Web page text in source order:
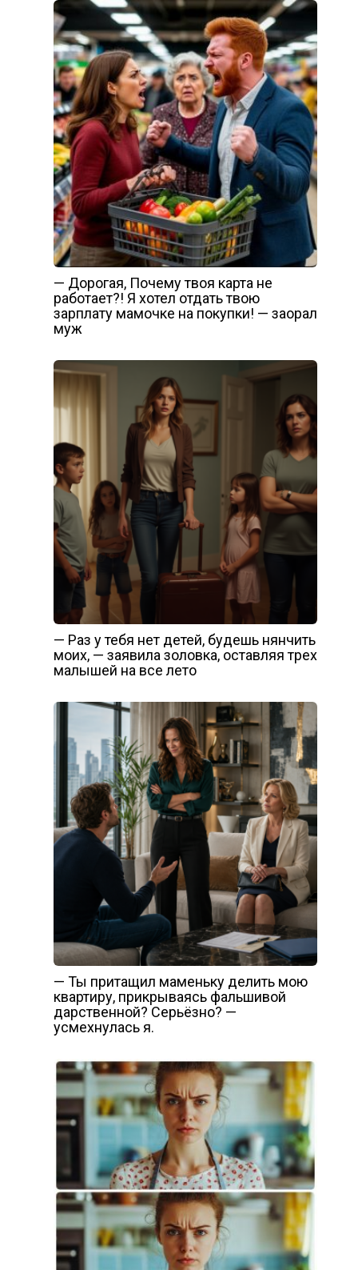
— Дорогая, Почему твоя карта не
работает?! Я хотел отдать твою
зарплату мамочке на покупки! — заорал
муж
— Раз у тебя нет детей, будешь нянчить
моих, — заявила золовка, оставляя трех
малышей на все лето
— Ты притащил маменьку делить мою
квартиру, прикрываясь фальшивой
дарственной? Серьёзно? —
усмехнулась я.